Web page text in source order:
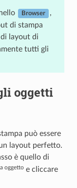
Browser
,
di stampa
layout di
tutti gli
oggetti
può essere
layout perfetto.
è quello di
oggettoe cliccare